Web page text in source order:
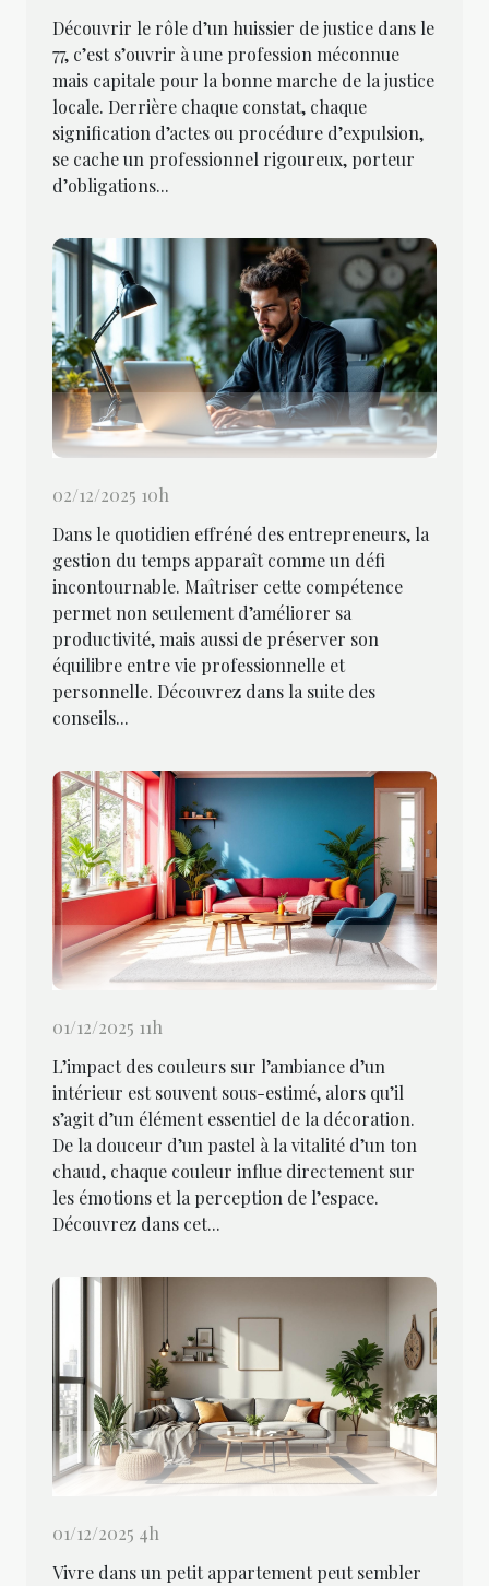
Découvrir le rôle d’un huissier de justice dans le
77, c’est s’ouvrir à une profession méconnue
mais capitale pour la bonne marche de la justice
locale. Derrière chaque constat, chaque
signification d’actes ou procédure d’expulsion,
se cache un professionnel rigoureux, porteur
d’obligations...
02/12/2025 10h
Dans le quotidien effréné des entrepreneurs, la
gestion du temps apparaît comme un défi
incontournable. Maîtriser cette compétence
permet non seulement d’améliorer sa
productivité, mais aussi de préserver son
équilibre entre vie professionnelle et
personnelle. Découvrez dans la suite des
conseils...
01/12/2025 11h
L’impact des couleurs sur l’ambiance d’un
intérieur est souvent sous-estimé, alors qu’il
s’agit d’un élément essentiel de la décoration.
De la douceur d’un pastel à la vitalité d’un ton
chaud, chaque couleur influe directement sur
les émotions et la perception de l’espace.
Découvrez dans cet...
01/12/2025 4h
Vivre dans un petit appartement peut sembler